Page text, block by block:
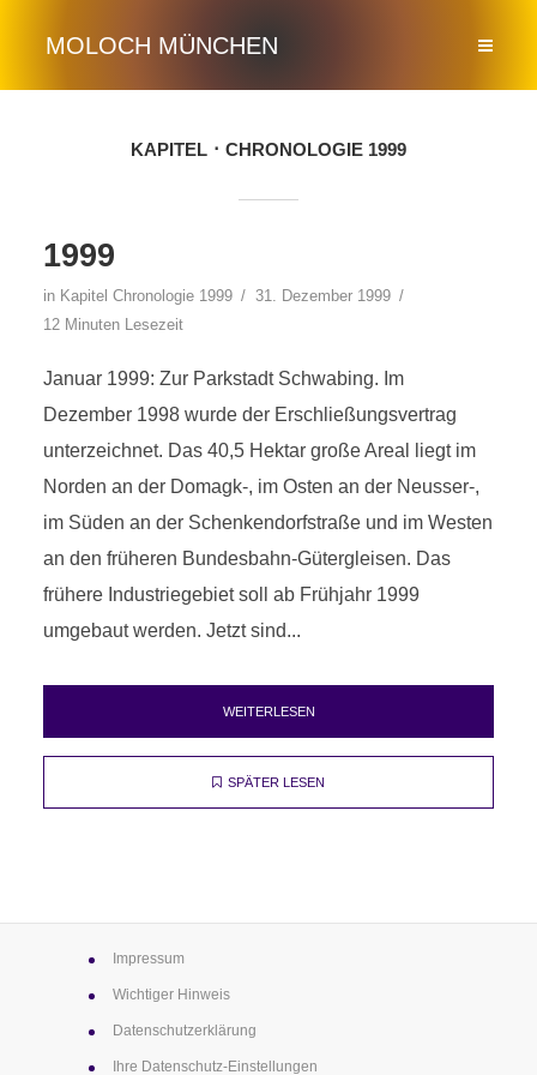
MOLOCH MÜNCHEN
KAPITEL CHRONOLOGIE 1999
1999
in Kapitel Chronologie 1999
31. Dezember 1999
12 Minuten Lesezeit
Januar 1999: Zur Parkstadt Schwabing. Im
Dezember 1998 wurde der Erschließungsvertrag
unterzeichnet. Das 40,5 Hektar große Areal liegt im
Norden an der Domagk-, im Osten an der Neusser-,
im Süden an der Schenkendorfstraße und im Westen
an den früheren Bundesbahn-Gütergleisen. Das
frühere Industriegebiet soll ab Frühjahr 1999
umgebaut werden. Jetzt sind...
WEITERLESEN
SPÄTER LESEN
Impressum
Wichtiger Hinweis
Datenschutz­erklärung
Ihre Datenschutz-Einstellungen